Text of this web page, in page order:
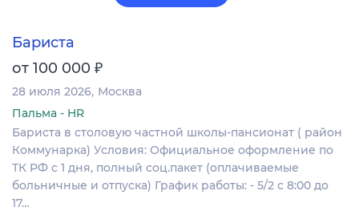
Бариста
от 100 000 ₽
28 июля 2026 Москва
Пальма - HR
Бариста в столовую частной школы-пансионат ( район
Коммунарка) Условия: Официальное оформление по
ТК РФ с 1 дня, полный соц.пакет (оплачиваемые
больничные и отпуска) График работы: - 5/2 с 8:00 до
17…